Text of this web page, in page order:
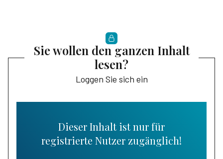
Sie wollen den ganzen Inhalt
lesen?
Loggen Sie sich ein
Dieser Inhalt ist nur für
registrierte Nutzer zugänglich!